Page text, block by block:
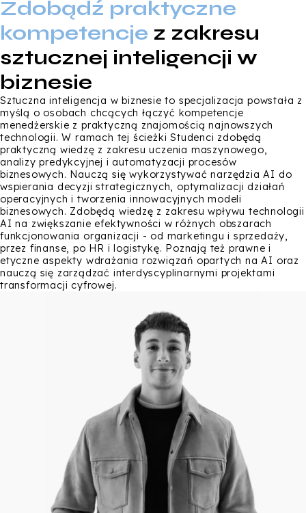
Zdobądź praktyczne
kompetencje z zakresu
sztucznej inteligencji w
biznesie
Sztuczna inteligencja w biznesie to specjalizacja powstała z
myślą o osobach chcących łączyć kompetencje
menedżerskie z praktyczną znajomością najnowszych
technologii. W ramach tej ścieżki Studenci zdobędą
praktyczną wiedzę z zakresu uczenia maszynowego,
analizy predykcyjnej i automatyzacji procesów
biznesowych. Nauczą się wykorzystywać narzędzia AI do
wspierania decyzji strategicznych, optymalizacji działań
operacyjnych i tworzenia innowacyjnych modeli
biznesowych. Zdobędą wiedzę z zakresu wpływu technologii
AI na zwiększanie efektywności w różnych obszarach
funkcjonowania organizacji - od marketingu i sprzedaży,
przez finanse, po HR i logistykę. Poznają też prawne i
etyczne aspekty wdrażania rozwiązań opartych na AI oraz
nauczą się zarządzać interdyscyplinarnymi projektami
transformacji cyfrowej.